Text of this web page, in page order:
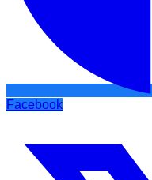
Facebook